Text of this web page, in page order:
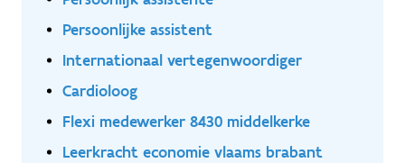
Persoonlijke assistent
Internationaal vertegenwoordiger
Cardioloog
Flexi medewerker 8430 middelkerke
Leerkracht economie vlaams brabant